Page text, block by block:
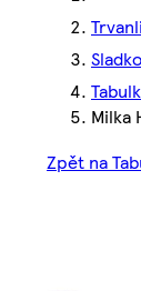
Milka
Zpět na